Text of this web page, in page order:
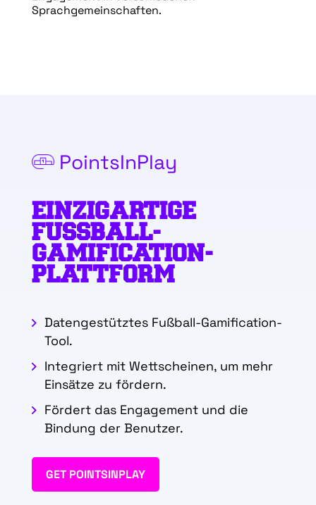
Sprachgemeinschaften.
PointsInPlay
EINZIGARTIGE
FUSSBALL-
GAMIFICATION-
PLATTFORM
Datengestütztes Fußball-Gamification-
Tool.
Integriert mit Wettscheinen, um mehr
Einsätze zu fördern.
Fördert das Engagement und die
Bindung der Benutzer.
GET POINTSINPLAY